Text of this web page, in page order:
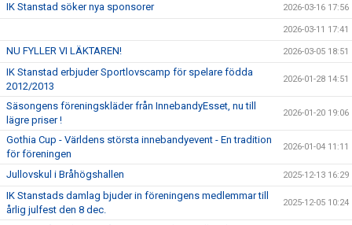
IK Stanstad söker nya sponsorer 2026-03-16 17:56
2026-03-11 17:41
NU FYLLER VI LÄKTAREN! 2026-03-05 18:51
IK Stanstad erbjuder Sportlovscamp för spelare födda
2012/2013
2026-01-28 14:51
Säsongens föreningskläder från InnebandyEsset, nu till
lägre priser !
2026-01-20 19:06
Gothia Cup - Världens största innebandyevent - En tradition
för föreningen
2026-01-04 11:11
Jullovskul i Bråhögshallen 2025-12-13 16:29
IK Stanstads damlag bjuder in föreningens medlemmar till
årlig julfest den 8 dec.
2025-12-05 10:24